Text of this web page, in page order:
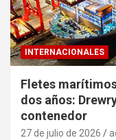
INTERNACIONALES
Fletes
dos años:
contenedor
27 de julio de 2026